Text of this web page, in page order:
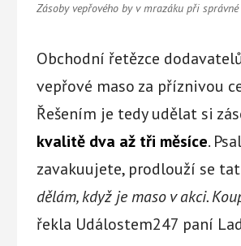
Zásoby vepřového by v mrazáku při
Obchodní řetězce
vepřové maso za příznivou
Řešením je tedy udělat si
kvalitě dva až tři měsíce.
zavakuujete, prodlouží se
dělám, když je maso v akci.
řekla Událostem247 paní